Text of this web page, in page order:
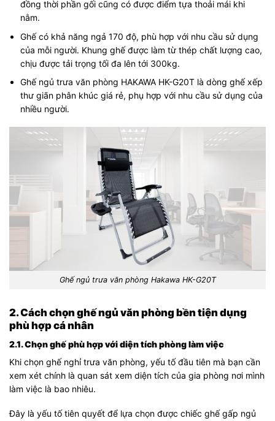
đồng thời phần gối cũng có được điểm tựa thoải mái khi
nằm.
Ghế có khả năng ngả 170 độ, phù hợp với nhu cầu sử dụng
của mỗi người. Khung ghế được làm từ thép chất lượng cao,
chịu được tải trọng tối đa lên tới 300kg.
Ghế ngủ trưa văn phòng HAKAWA HK-G20T là dòng ghế xếp
thư giãn phân khúc giá rẻ, phụ hợp với nhu cầu sử dụng của
nhiều người.
Ghế ngủ trưa văn phòng Hakawa HK-G20T
2. Cách chọn ghế ngủ văn phòng bền tiện dụng
phù hợp cá nhân
2.1. Chọn ghế phù hợp với diện tích phòng làm việc
Khi chọn ghế nghỉ trưa văn phòng, yếu tố đầu tiên mà bạn cần
xem xét chính là quan sát xem diện tích của gia phòng nơi mình
làm việc là bao nhiêu.
Đây là yếu tố tiên quyết để lựa chọn được chiếc ghế gấp ngủ